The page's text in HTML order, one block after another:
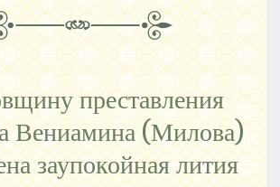
преставления
Вениамина (Милова)
заупокойная лития